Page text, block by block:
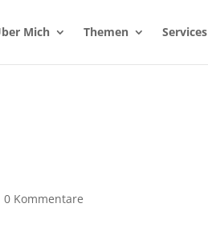
Mich Themen Services
0 Kommentare